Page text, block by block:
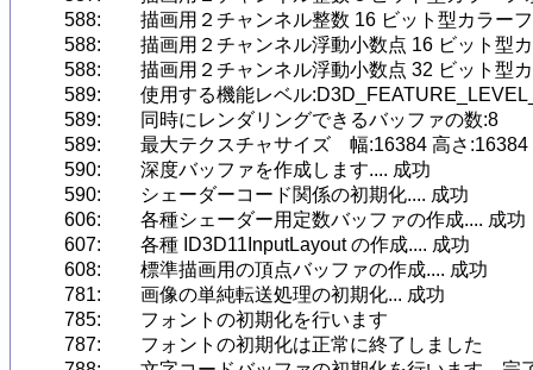
588:	描画用２チャンネル整数 16 ビット型カラーフォーマットは DXGI_FORMAT_R16G16_UNORM です
588:	描画用２チャンネル浮動小数点 16 ビット型カラーフォーマットは DXGI_FORMAT_R16G16_FLOAT です
588:	描画用２チャンネル浮動小数点 32 ビット型カラーフォーマットは DXGI_FORMAT_R32G32_FLOAT です
589:	使用する機能レベル:D3D_FEATURE_LEVEL_11_1
589:	同時にレンダリングできるバッファの数:8
589:	最大テクスチャサイズ　幅:16384 高さ:16384
590:	深度バッファを作成します.... 成功
590:	シェーダーコード関係の初期化.... 成功
606:	各種シェーダー用定数バッファの作成.... 成功
607:	各種 ID3D11InputLayout の作成.... 成功
608:	標準描画用の頂点バッファの作成.... 成功
781:	画像の単純転送処理の初期化... 成功
785:	フォントの初期化を行います
787:	フォントの初期化は正常に終了しました